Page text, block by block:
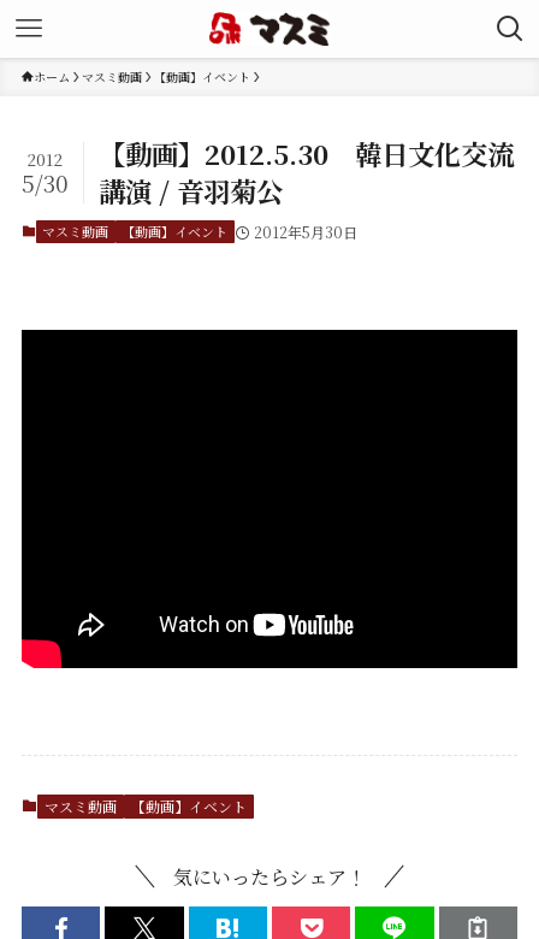
ホーム マスミ動画 【動画】イベント
【動画】2012.5.30 韓日文化交流
講演 / 音羽菊公
2012
5/30
マスミ動画 【動画】イベント 2012年5月30日
マスミ動画 【動画】イベント
気にいったらシェア！